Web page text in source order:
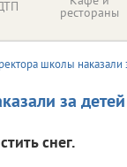
рестораны
школы наказали
за
снег.